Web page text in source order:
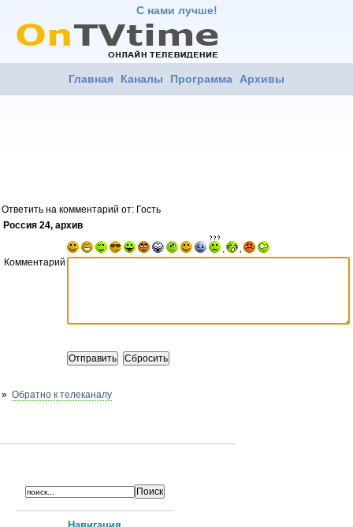
С нами лучше!
Главная Каналы Программа Архивы
Ответить на комментарий от: Гость
Россия 24, архив
Комментарий
» Обратно к телеканалу